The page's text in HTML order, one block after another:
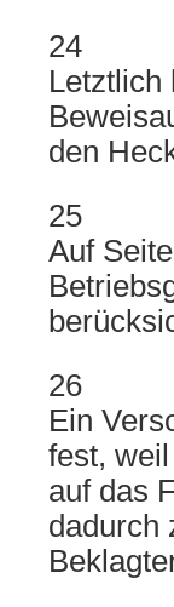
24
Letztlich
den
25
Auf
26
Ein
fest,
auf das
dadurch